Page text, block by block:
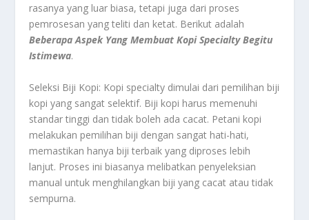
rasanya yang luar biasa, tetapi juga dari proses
pemrosesan yang teliti dan ketat. Berikut adalah
Beberapa Aspek Yang Membuat Kopi Specialty Begitu
Istimewa.
Seleksi Biji Kopi: Kopi specialty dimulai dari pemilihan biji
kopi yang sangat selektif. Biji kopi harus memenuhi
standar tinggi dan tidak boleh ada cacat. Petani kopi
melakukan pemilihan biji dengan sangat hati-hati,
memastikan hanya biji terbaik yang diproses lebih
lanjut. Proses ini biasanya melibatkan penyeleksian
manual untuk menghilangkan biji yang cacat atau tidak
sempurna.